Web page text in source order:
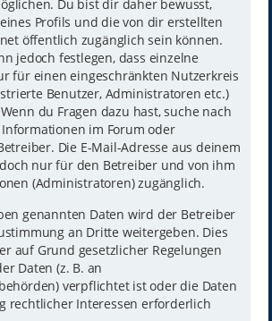
Du bist dir daher bewusst,
Profils und die von dir erstellten
öffentlich zugänglich sein können.
jedoch festlegen, dass einzelne
für einen eingeschränkten Nutzerkreis
Benutzer, Administratoren etc.)
du Fragen dazu hast, suche nach
im Forum oder
Die E-Mail-Adresse aus deinem
nur für den Betreiber und von ihm
(Administratoren) zugänglich.
genannten Daten wird der Betreiber
an Dritte weitergeben. Dies
auf Grund gesetzlicher Regelungen
Daten (z. B. an
verpflichtet ist oder die Daten
rechtlicher Interessen erforderlich